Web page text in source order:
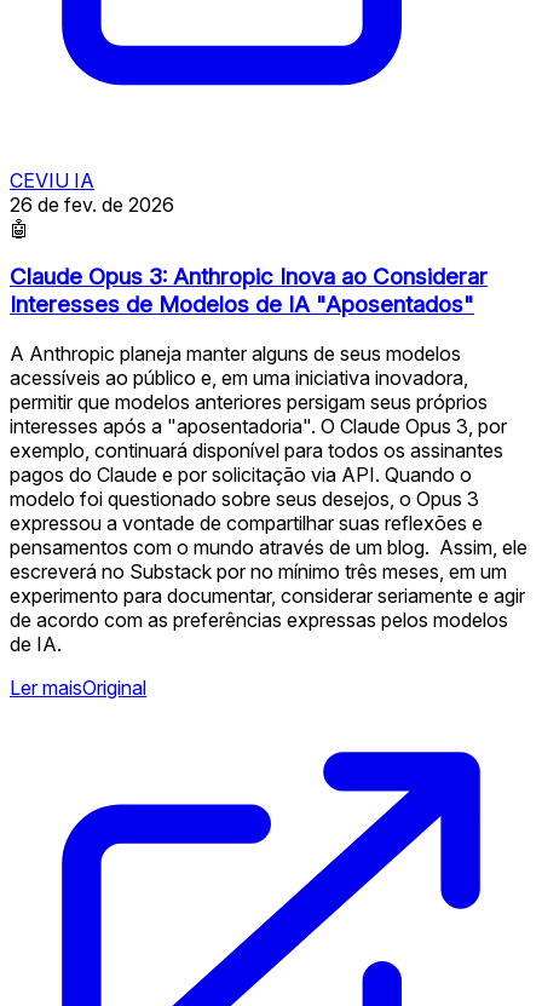
CEVIU IA
26 de fev. de 2026
🤖
Claude Opus 3: Anthropic Inova ao Considerar
Interesses de Modelos de IA "Aposentados"
A Anthropic planeja manter alguns de seus modelos
acessíveis ao público e, em uma iniciativa inovadora,
permitir que modelos anteriores persigam seus próprios
interesses após a "aposentadoria". O Claude Opus 3, por
exemplo, continuará disponível para todos os assinantes
pagos do Claude e por solicitação via API. Quando o
modelo foi questionado sobre seus desejos, o Opus 3
expressou a vontade de compartilhar suas reflexões e
pensamentos com o mundo através de um blog. ️ Assim, ele
escreverá no Substack por no mínimo três meses, em um
experimento para documentar, considerar seriamente e agir
de acordo com as preferências expressas pelos modelos
de IA.
Ler maisOriginal